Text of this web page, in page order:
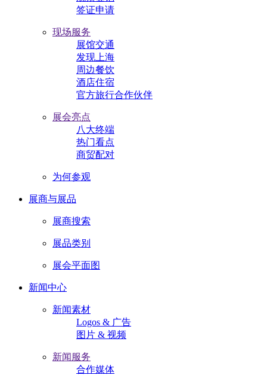
签证申请
现场服务
展馆交通
发现上海
周边餐饮
酒店住宿
官方旅行合作伙伴
展会亮点
八大终端
热门看点
商贸配对
为何参观
展商与展品
展商搜索
展品类别
展会平面图
新闻中心
新闻素材
Logos & 广告
图片 & 视频
新闻服务
合作媒体